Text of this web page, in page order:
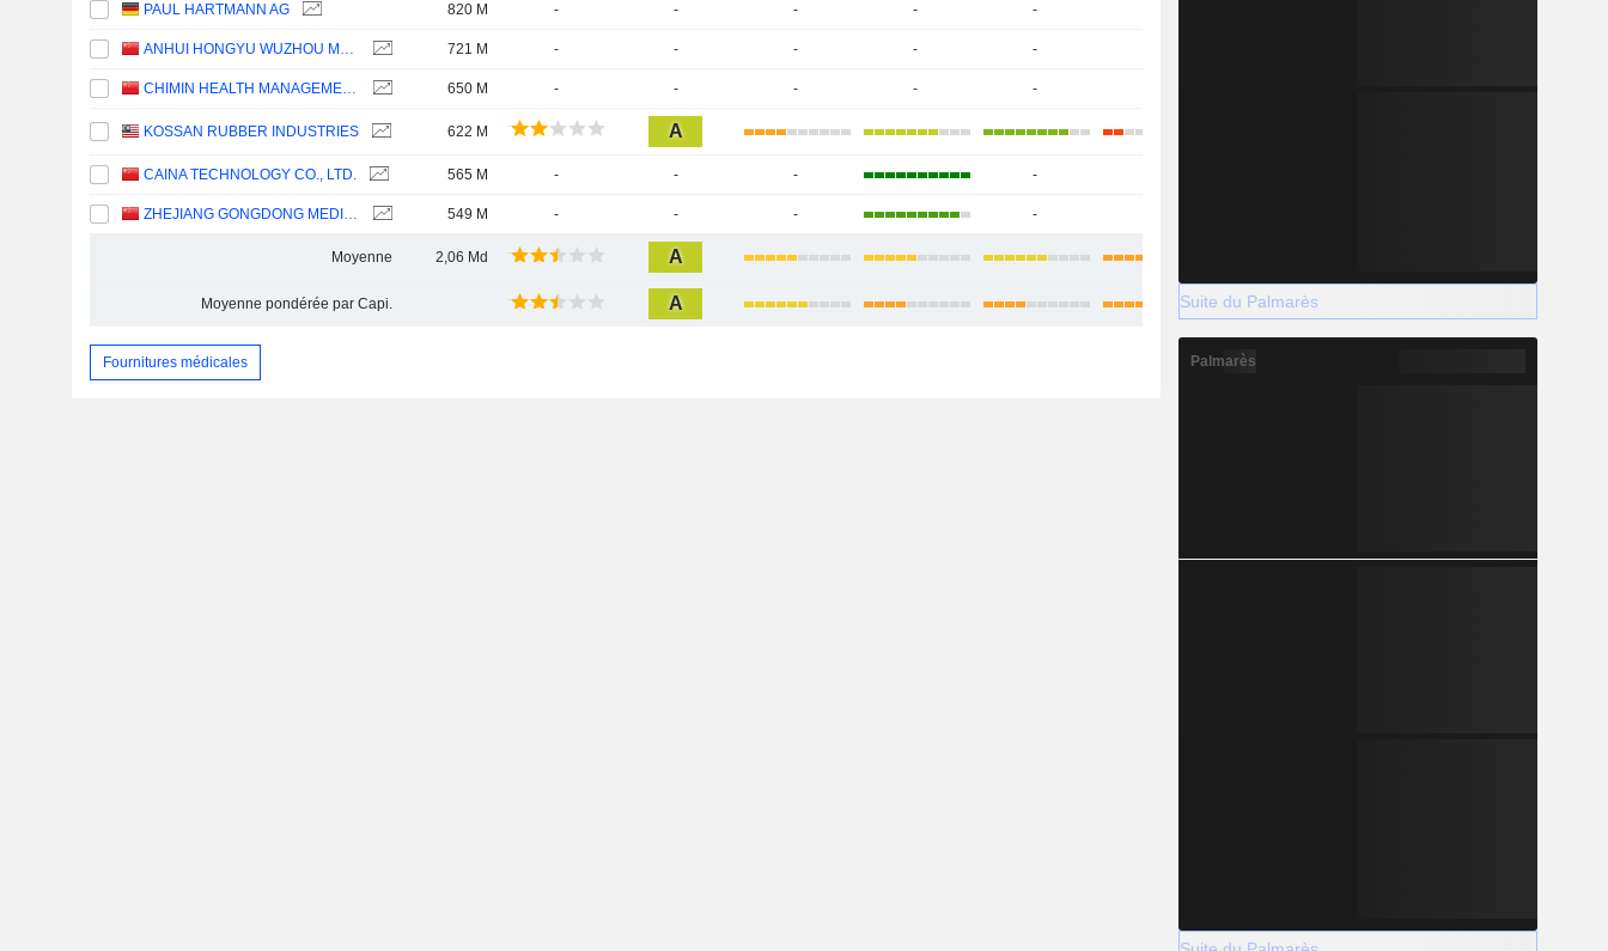
PAUL HARTMANN AG 820 M - - - - -
ANHUI HONGYU WUZHOU MEDICAL MANUFACTURER CO.,LTD. 721 M - - - - -
CHIMIN HEALTH MANAGEMENT CO., LTD. 650 M - - - - -
KOSSAN RUBBER INDUSTRIES 622 M A
CAINA TECHNOLOGY CO., LTD. 565 M - - - -
ZHEJIANG GONGDONG MEDICAL TECHNOLOGY CO., LTD. 549 M - - - -
Moyenne 2,06 Md A
Moyenne pondérée par Capi. A
Fournitures médicales
Suite du Palmarès
Palmarès